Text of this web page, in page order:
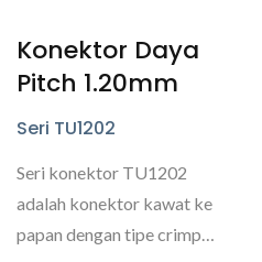
Konektor Daya
Pitch 1.20mm
Seri TU1202
Seri konektor TU1202
adalah konektor kawat ke
papan dengan tipe crimp